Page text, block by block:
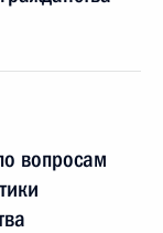
вопросам